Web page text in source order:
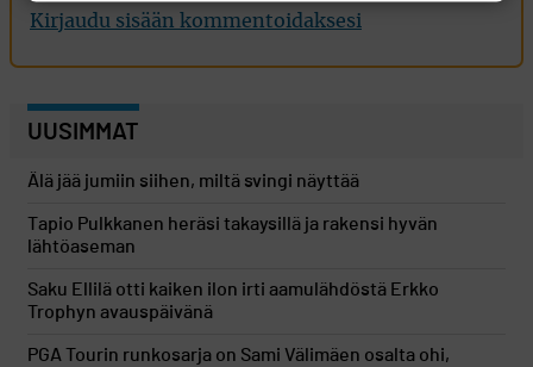
Kirjaudu sisään kommentoidaksesi
UUSIMMAT
Älä jää jumiin siihen, miltä svingi näyttää
Tapio Pulkkanen heräsi takaysillä ja rakensi hyvän
lähtöaseman
Saku Ellilä otti kaiken ilon irti aamulähdöstä Erkko
Trophyn avauspäivänä
PGA Tourin runkosarja on Sami Välimäen osalta ohi,